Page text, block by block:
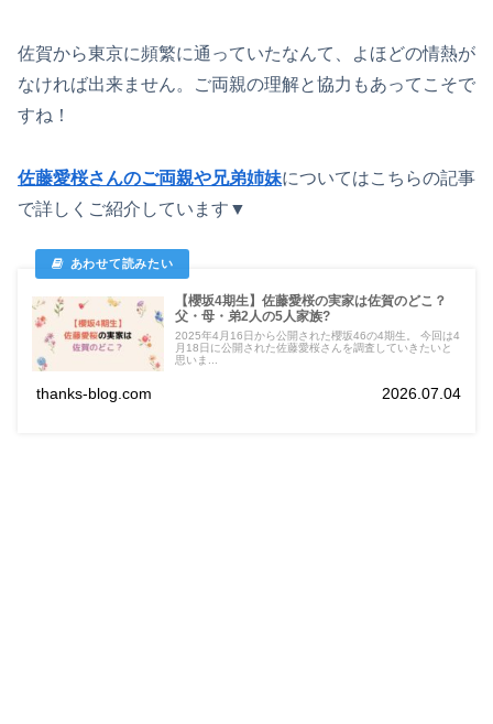
佐賀から東京に頻繁に通っていたなんて、よほどの情熱が
なければ出来ません。ご両親の理解と協力もあってこそで
すね！
佐藤愛桜さんのご両親や兄弟姉妹についてはこちらの記事
で詳しくご紹介しています▼
【櫻坂4期生】佐藤愛桜の実家は佐賀のどこ？
父・母・弟2人の5人家族?
2025年4月16日から公開された櫻坂46の4期生。 今回は4
月18日に公開された佐藤愛桜さんを調査していきたいと
思いま...
thanks-blog.com 2026.07.04